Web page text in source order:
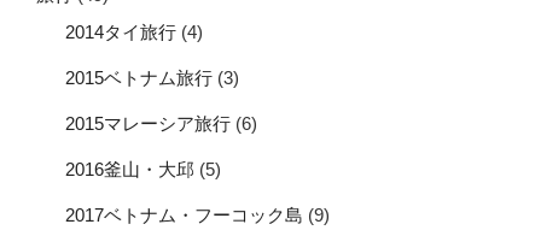
2014タイ旅行 (4)
2015ベトナム旅行 (3)
2015マレーシア旅行 (6)
2016釜山・大邱 (5)
2017ベトナム・フーコック島 (9)